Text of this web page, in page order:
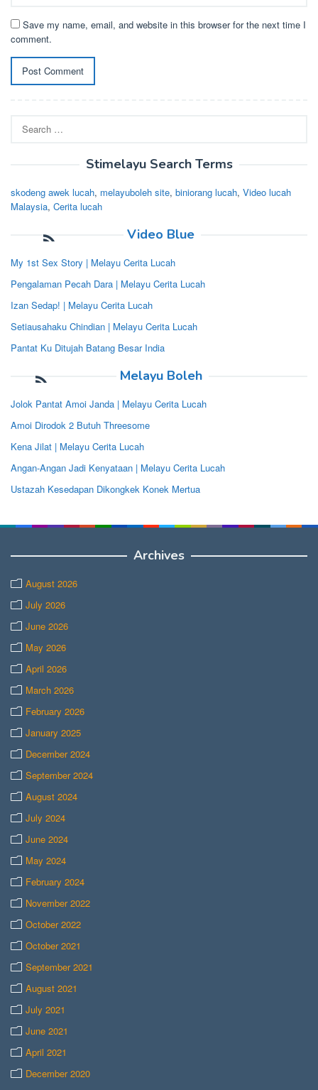
Save my name, email, and website in this browser for the next time I
comment.
for:
Stimelayu Search Terms
skodeng awek lucah, melayuboleh site, biniorang lucah, Video lucah
Malaysia, Cerita lucah
Video Blue
My 1st Sex Story | Melayu Cerita Lucah
Pengalaman Pecah Dara | Melayu Cerita Lucah
Izan Sedap! | Melayu Cerita Lucah
Setiausahaku Chindian | Melayu Cerita Lucah
Pantat Ku Ditujah Batang Besar India
Melayu Boleh
Jolok Pantat Amoi Janda | Melayu Cerita Lucah
Amoi Dirodok 2 Butuh Threesome
Kena Jilat | Melayu Cerita Lucah
Angan-Angan Jadi Kenyataan | Melayu Cerita Lucah
Ustazah Kesedapan Dikongkek Konek Mertua
Archives
August 2026
July 2026
June 2026
May 2026
April 2026
March 2026
February 2026
January 2025
December 2024
September 2024
August 2024
July 2024
June 2024
May 2024
February 2024
November 2022
October 2022
October 2021
September 2021
August 2021
July 2021
June 2021
April 2021
December 2020